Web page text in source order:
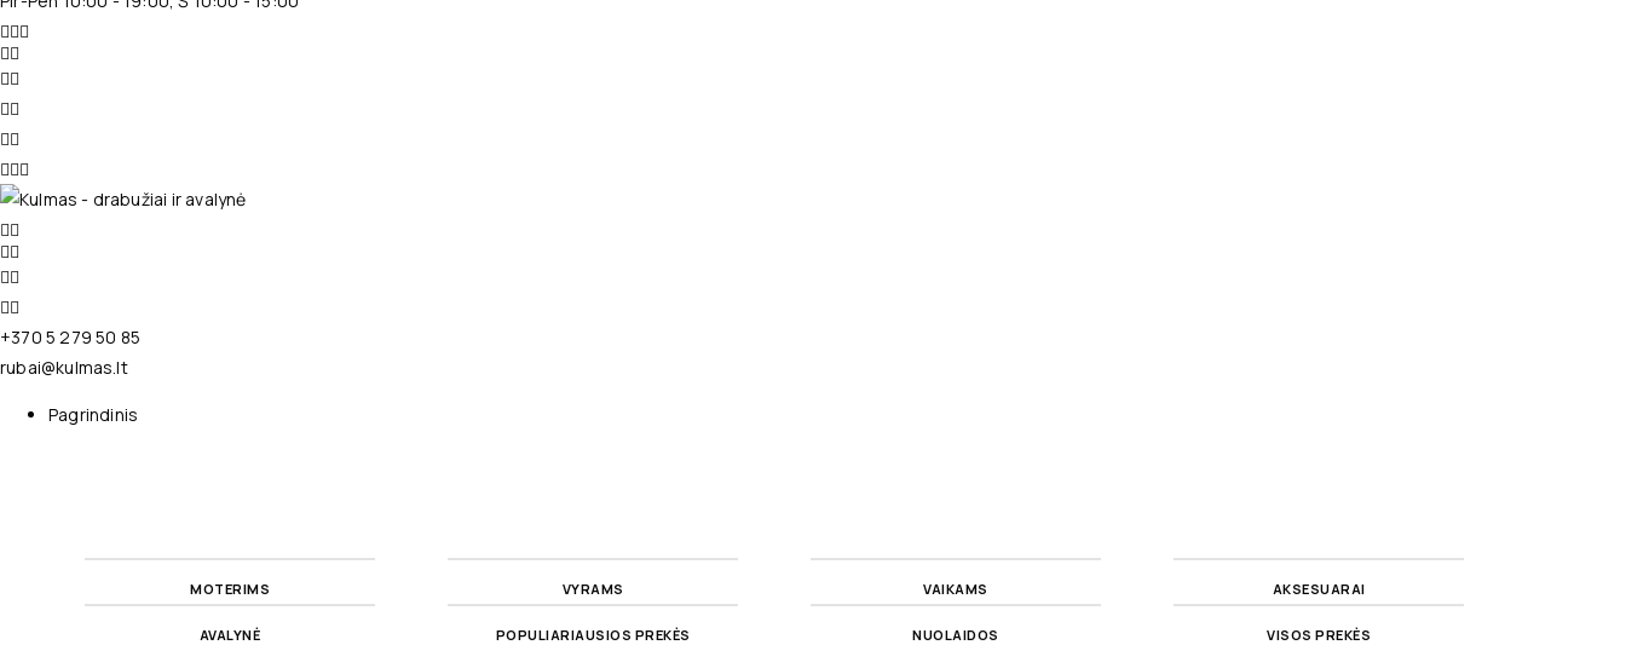
+370 5 279 50 85
rubai@kulmas.lt
Pagrindinis
MOTERIMS VYRAMS VAIKAMS AKSESUARAI
AVALYNĖ POPULIARIAUSIOS PREKĖS NUOLAIDOS VISOS PREKĖS